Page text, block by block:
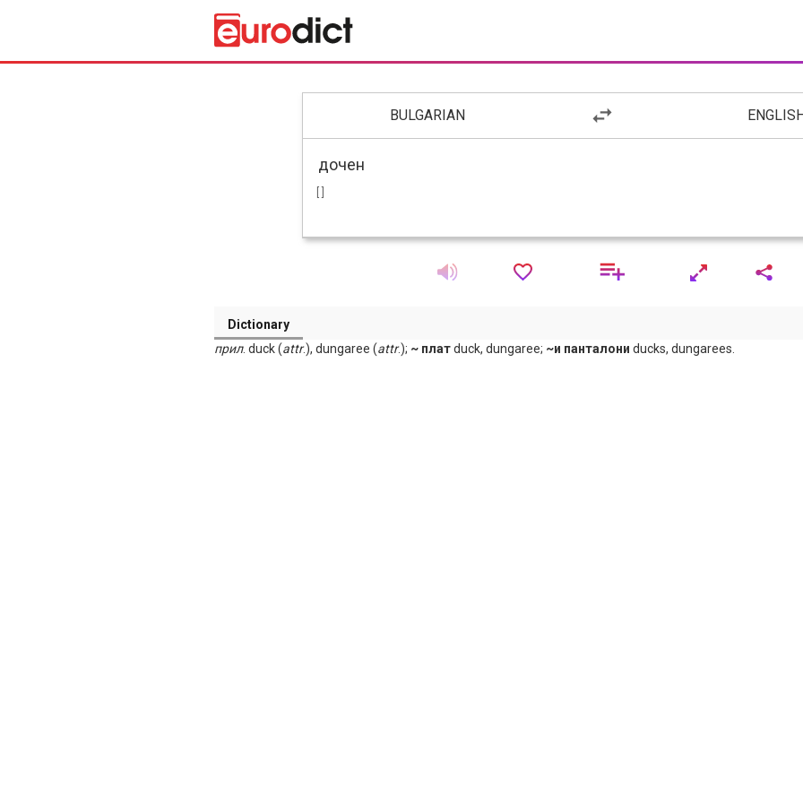
BULGARIAN
Dictionary
прил. duck (attr.), dungaree (attr.); ~ платduck, dungaree; ~и панталони ducks, dungarees.